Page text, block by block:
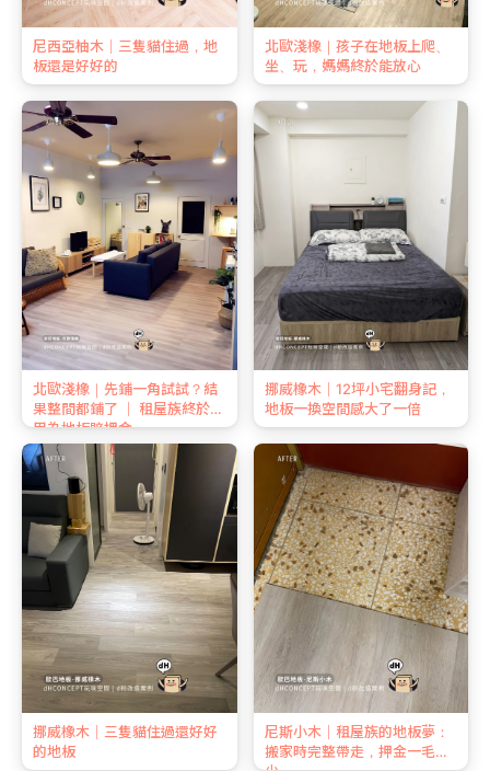
尼西亞柚木｜三隻貓住過，地
板還是好好的
北歐淺橡｜孩子在地板上爬、
坐、玩，媽媽終於能放心
北歐淺橡｜先鋪一角試試？結
果整間都鋪了 ｜ 租屋族終於不
用為地板賠押金
挪威橡木｜12坪小宅翻身記，
地板一換空間感大了一倍
挪威橡木｜三隻貓住過還好好
的地板
尼斯小木｜租屋族的地板夢：
搬家時完整帶走，押金一毛不